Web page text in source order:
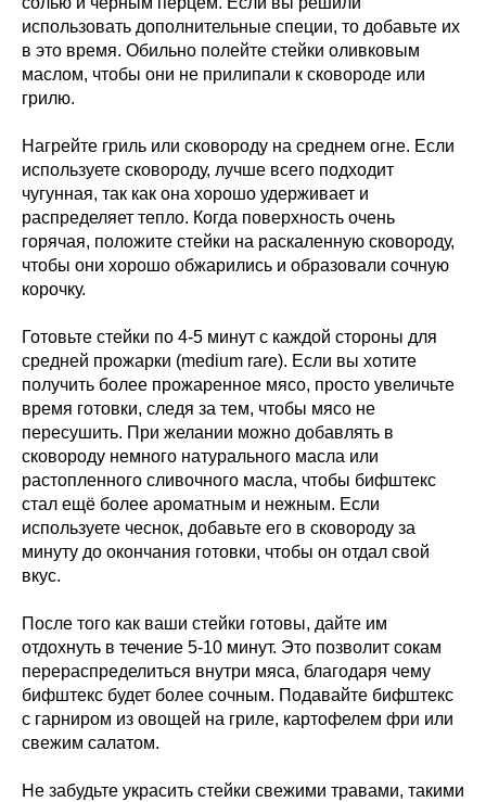
использовать дополнительные специи, то добавьте их
в это время. Обильно полейте стейки оливковым
маслом, чтобы они не прилипали к сковороде или
грилю.
Нагрейте гриль или сковороду на среднем огне. Если
используете сковороду, лучше всего подходит
чугунная, так как она хорошо удерживает и
распределяет тепло. Когда поверхность очень
горячая, положите стейки на раскаленную сковороду,
чтобы они хорошо обжарились и образовали сочную
корочку.
Готовьте стейки по 4-5 минут с каждой стороны для
средней прожарки (medium rare). Если вы хотите
получить более прожаренное мясо, просто увеличьте
время готовки, следя за тем, чтобы мясо не
пересушить. При желании можно добавлять в
сковороду немного натурального масла или
растопленного сливочного масла, чтобы бифштекс
стал ещё более ароматным и нежным. Если
используете чеснок, добавьте его в сковороду за
минуту до окончания готовки, чтобы он отдал свой
вкус.
После того как ваши стейки готовы, дайте им
отдохнуть в течение 5-10 минут. Это позволит сокам
перераспределиться внутри мяса, благодаря чему
бифштекс будет более сочным. Подавайте бифштекс
с гарниром из овощей на гриле, картофелем фри или
свежим салатом.
Не забудьте украсить стейки свежими травами, такими